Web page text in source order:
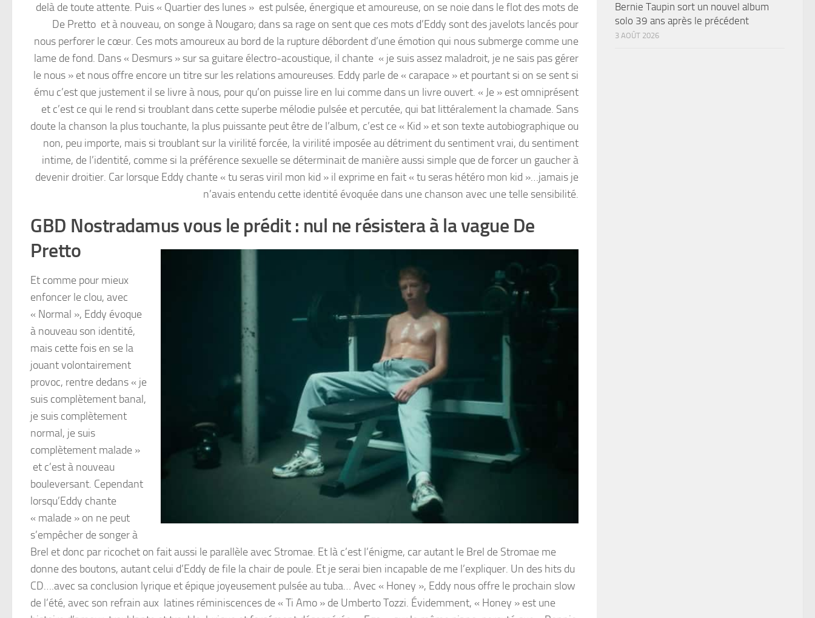
delà de toute attente. Puis « Quartier des lunes » est pulsée, énergique et amoureuse, on se noie dans le flot des mots de
De Pretto et à nouveau, on songe à Nougaro; dans sa rage on sent que ces mots d’Eddy sont des javelots lancés pour
nous perforer le cœur. Ces mots amoureux au bord de la rupture débordent d’une émotion qui nous submerge comme une
lame de fond. Dans « Desmurs » sur sa guitare électro-acoustique, il chante « je suis assez maladroit, je ne sais pas gérer
le nous » et nous offre encore un titre sur les relations amoureuses. Eddy parle de « carapace » et pourtant si on se sent si
ému c’est que justement il se livre à nous, pour qu’on puisse lire en lui comme dans un livre ouvert. « Je » est omniprésent
et c’est ce qui le rend si troublant dans cette superbe mélodie pulsée et percutée, qui bat littéralement la chamade. Sans
doute la chanson la plus touchante, la plus puissante peut être de l’album, c’est ce « Kid » et son texte autobiographique ou
non, peu importe, mais si troublant sur la virilité forcée, la virilité imposée au détriment du sentiment vrai, du sentiment
intime, de l’identité, comme si la préférence sexuelle se déterminait de manière aussi simple que de forcer un gaucher à
devenir droitier. Car lorsque Eddy chante « tu seras viril mon kid » il exprime en fait « tu seras hétéro mon kid »…jamais je
n’avais entendu cette identité évoquée dans une chanson avec une telle sensibilité.
GBD Nostradamus vous le prédit : nul ne résistera à la vague De
Pretto
Et comme pour mieux
enfoncer le clou, avec
« Normal », Eddy évoque
à nouveau son identité,
mais cette fois en se la
jouant volontairement
provoc, rentre dedans « je
suis complètement banal,
je suis complètement
normal, je suis
complètement malade »
et c’est à nouveau
bouleversant. Cependant
lorsqu’Eddy chante
« malade » on ne peut
s’empêcher de songer à
Brel et donc par ricochet on fait aussi le parallèle avec Stromae. Et là c’est l’énigme, car autant le Brel de Stromae me
donne des boutons, autant celui d’Eddy de file la chair de poule. Et je serai bien incapable de me l’expliquer. Un des hits du
CD….avec sa conclusion lyrique et épique joyeusement pulsée au tuba… Avec « Honey », Eddy nous offre le prochain slow
de l’été, avec son refrain aux latines réminiscences de « Ti Amo » de Umberto Tozzi. Évidemment, « Honey » est une
Bernie Taupin sort un nouvel album
solo 39 ans après le précédent
3 AOÛT 2026